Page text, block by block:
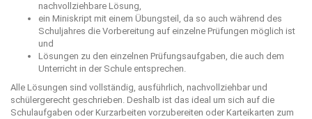
nachvollziehbare Lösung,
ein Miniskript mit einem Übungsteil, da so auch während des
Schuljahres die Vorbereitung auf einzelne Prüfungen möglich ist
und
Lösungen zu den einzelnen Prüfungsaufgaben, die auch dem
Unterricht in der Schule entsprechen.
Alle Lösungen sind vollständig, ausführlich, nachvollziehbar und
schülergerecht geschrieben. Deshalb ist das ideal um sich auf die
Schulaufgaben oder Kurzarbeiten vorzubereiten oder Karteikarten zum